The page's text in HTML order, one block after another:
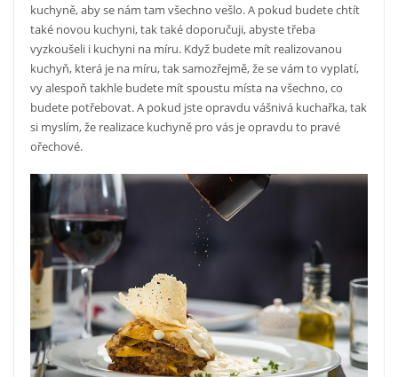
kuchyně, aby se nám tam všechno vešlo. A pokud budete chtít
také novou kuchyni, tak také doporučuji, abyste třeba
vyzkoušeli i kuchyni na míru. Když budete mít realizovanou
kuchyň, která je na míru, tak samozřejmě, že se vám to vyplatí,
vy alespoň takhle budete mít spoustu místa na všechno, co
budete potřebovat. A pokud jste opravdu vášnivá kuchařka, tak
si myslím, že realizace kuchyně pro vás je opravdu to pravé
ořechové.